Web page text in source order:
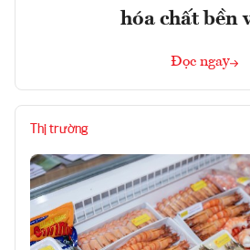
hóa chất bền
Đọc ngay
Thị trường